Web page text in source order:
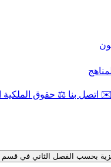
✉️ اتصل بنا ⚖️ حقوق الملكية